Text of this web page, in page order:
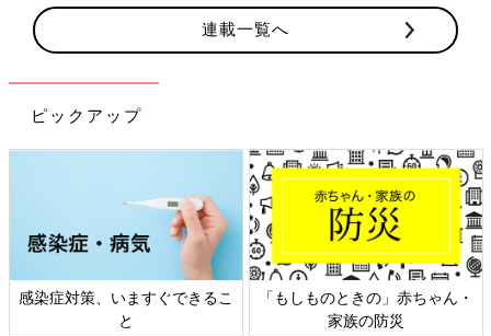
連載一覧へ
ピックアップ
ときの」赤ちゃん・
日本外来小児科学会リーフレッ
六星占術